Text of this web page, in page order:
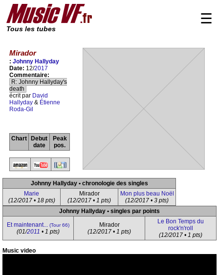
Tous les tubes
☰
Mirador
: Johnny Hallyday
Date: 12/2017
Commentaire:
R: Johnny Hallyday's
death
écrit par David
Hallyday & Étienne
Roda-Gil
Chart
Debut
date
Peak
pos.
Johnny Hallyday • chronologie des singles
Marie
(12/2017 • 18 pts)
Mirador
(12/2017 • 1 pts)
Mon plus beau Noël
(12/2017 • 3 pts)
Johnny Hallyday • singles par points
Et maintenant... (Tour 66)
(01/2011 • 1 pts)
Mirador
(12/2017 • 1 pts)
Le Bon Temps du
rock'n'roll
(12/2017 • 1 pts)
Music video